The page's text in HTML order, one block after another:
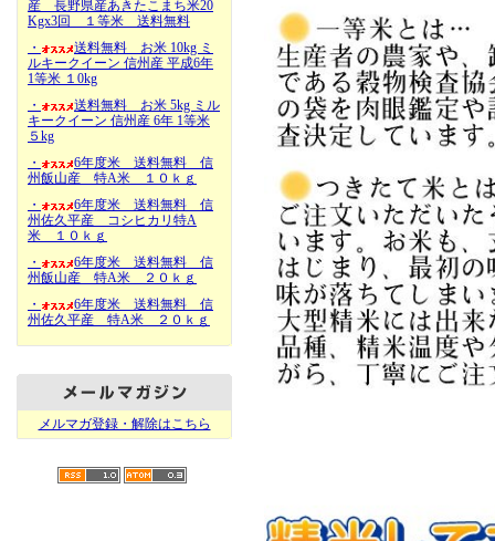
産 長野県産あきたこまち米20
Kgx3回 １等米 送料無料
・
送料無料 お米 10kg ミ
ルキークイーン 信州産 平成6年
1等米 １0kg
・
送料無料 お米 5kg ミル
キークイーン 信州産 6年 1等米
５kg
・
6年度米 送料無料 信
州飯山産 特A米 １０ｋｇ
・
6年度米 送料無料 信
州佐久平産 コシヒカリ特A
米 １０ｋｇ
・
6年度米 送料無料 信
州飯山産 特A米 ２０ｋｇ
・
6年度米 送料無料 信
州佐久平産 特A米 ２０ｋｇ
メルマガ登録・解除はこちら